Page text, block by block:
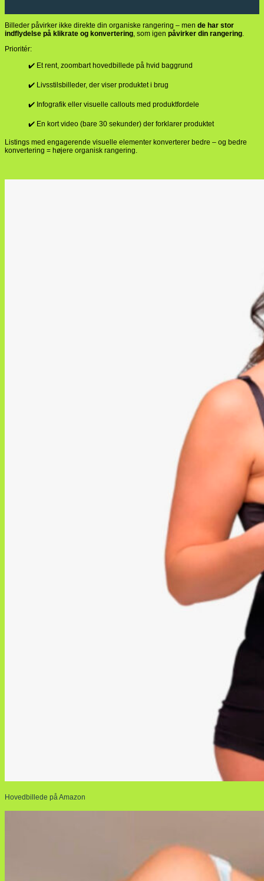
Billeder påvirker ikke direkte din organiske rangering – men de har stor
indflydelse på klikrate og konvertering, som igen påvirker din rangering.
Prioritér:
✔️ Et rent, zoombart hovedbillede på hvid baggrund
✔️ Livsstilsbilleder, der viser produktet i brug
✔️ Infografik eller visuelle callouts med produktfordele
✔️ En kort video (bare 30 sekunder) der forklarer produktet
Listings med engagerende visuelle elementer konverterer bedre – og bedre
konvertering = højere organisk rangering.
Hovedbillede på Amazon